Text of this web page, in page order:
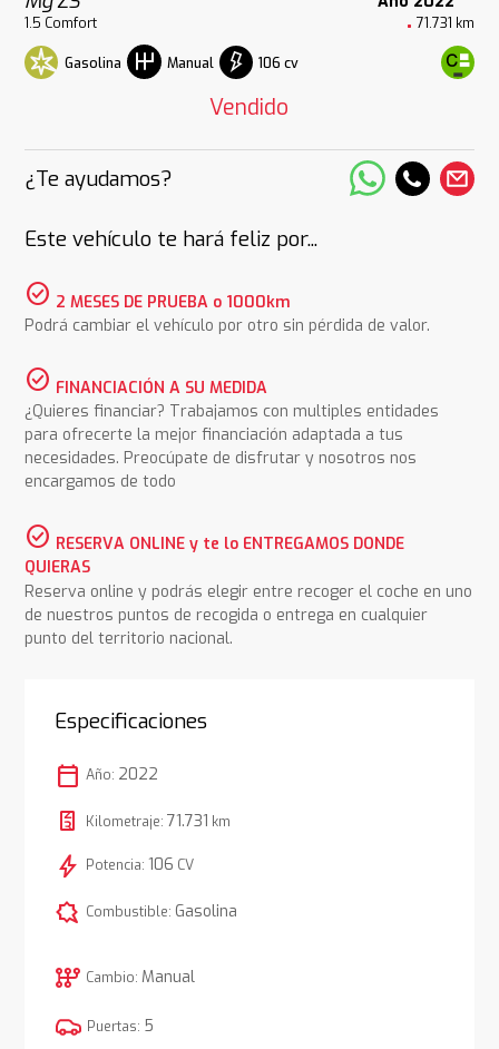
1.5 Comfort 71.731 km
Gasolina Manual 106 cv
Vendido
¿Te ayudamos?
Este vehículo te hará feliz por...
check_circle 2 MESES DE PRUEBA o 1000km
Podrá cambiar el vehículo por otro sin pérdida de valor.
check_circle FINANCIACIÓN A SU MEDIDA
¿Quieres financiar? Trabajamos con multiples entidades
para ofrecerte la mejor financiación adaptada a tus
necesidades. Preocúpate de disfrutar y nosotros nos
encargamos de todo
check_circle RESERVA ONLINE y te lo ENTREGAMOS DONDE
QUIERAS
Reserva online y podrás elegir entre recoger el coche en uno
de nuestros puntos de recogida o entrega en cualquier
punto del territorio nacional.
Especificaciones
calendar_today Año: 2022
Kilometraje: 71.731 km
bolt Potencia: 106 CV
comic_bubble Combustible: Gasolina
auto_transmission Cambio: Manual
Puertas: 5